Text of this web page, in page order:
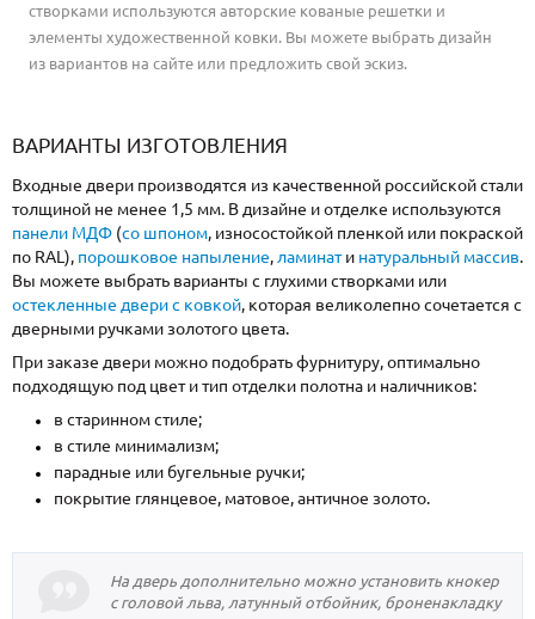
створками используются авторские кованые решетки и
элементы художественной ковки. Вы можете выбрать дизайн
из вариантов на сайте или предложить свой эскиз.
ВАРИАНТЫ ИЗГОТОВЛЕНИЯ
Входные двери производятся из качественной российской стали
толщиной не менее 1,5 мм. В дизайне и отделке используются
панели МДФ (со шпоном, износостойкой пленкой или покраской
по RAL), порошковое напыление,ламинати натуральный массив.
Вы можете выбрать варианты с глухими створками или
остекленные двери с ковкой, которая великолепно сочетается с
дверными ручками золотого цвета.
При заказе двери можно подобрать фурнитуру, оптимально
подходящую под цвет и тип отделки полотна и наличников:
в старинном стиле;
в стиле минимализм;
парадные или бугельные ручки;
покрытие глянцевое, матовое, античное золото.
На дверь дополнительно можно установить кнокер
с головой льва, латунный отбойник, броненакладку